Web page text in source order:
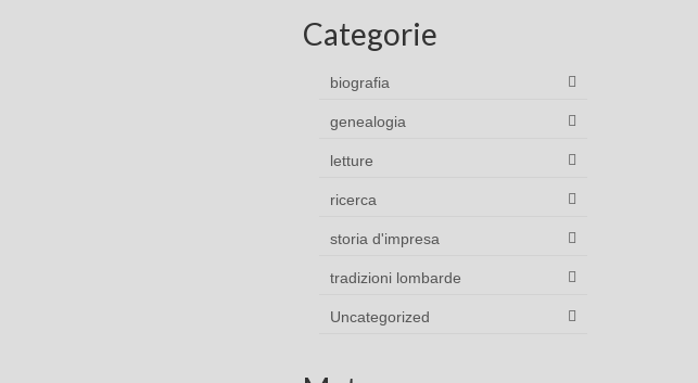
Categorie
biografia
genealogia
letture
ricerca
storia d'impresa
tradizioni lombarde
Uncategorized